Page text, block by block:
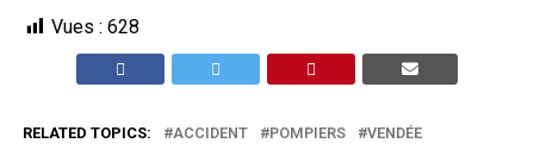
Vues : 628
RELATED TOPICS: ACCIDENT POMPIERS VENDÉE